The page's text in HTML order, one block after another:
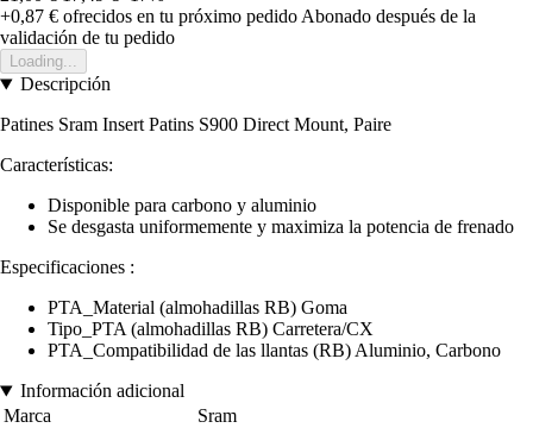
+0,87 € ofrecidos en tu próximo pedido Abonado después de la
validación de tu pedido
Loading...
Descripción
Patines Sram Insert Patins S900 Direct Mount, Paire
Características:
Disponible para carbono y aluminio
Se desgasta uniformemente y maximiza la potencia de frenado
Especificaciones :
PTA_Material (almohadillas RB) Goma
Tipo_PTA (almohadillas RB) Carretera/CX
PTA_Compatibilidad de las llantas (RB) Aluminio, Carbono
Información adicional
Marca
Sram